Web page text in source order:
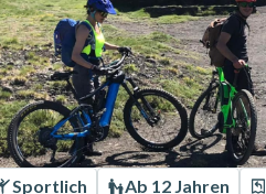
Sportlich Ab 12 Jahren